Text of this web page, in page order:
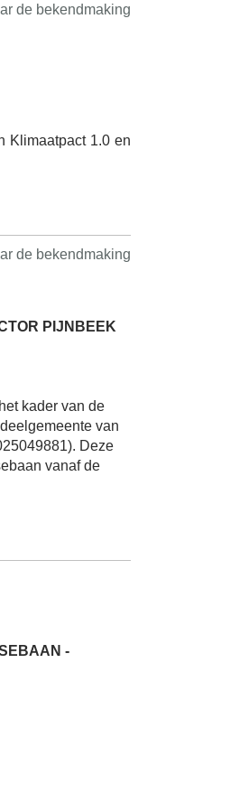
de bekendmaking
Klimaatpact 1.0 en
de bekendmaking
PIJNBEEK
kader van de
van
Deze
vanaf de
-